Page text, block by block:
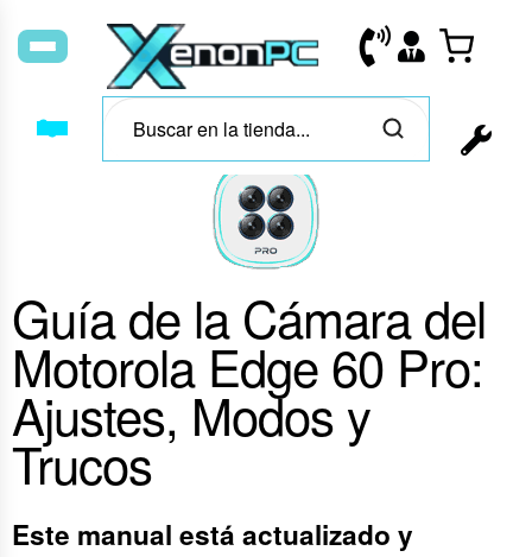
Guía de la Cámara del
Motorola Edge 60 Pro:
Ajustes, Modos y
Trucos
Este manual está actualizado y